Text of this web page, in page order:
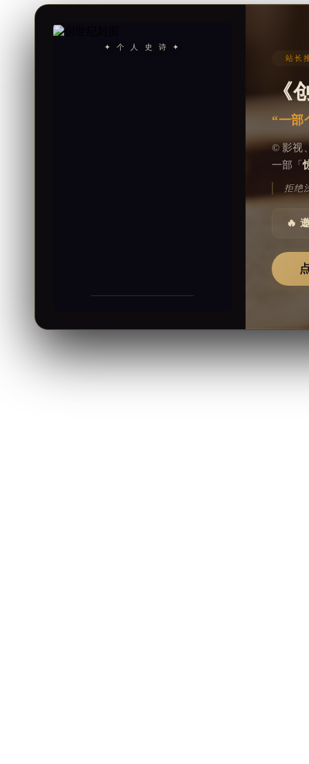
✦ 个 人 史 诗 ✦
站长
《
“一部
© 影视
一部「
拒绝
🔥